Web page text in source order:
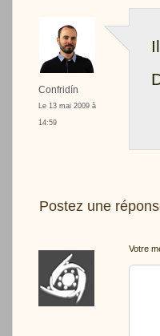
Confridín
Le 13 mai 2009 à
14:59
Postez une
Votre